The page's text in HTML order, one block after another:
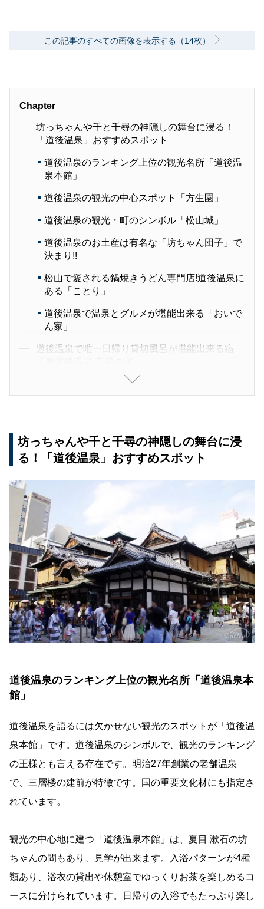
この記事のすべての画像を表示する（14枚）
Chapter
坊っちゃんや千と千尋の神隠しの舞台に浸る！
「道後温泉」おすすめスポット
道後温泉のランキング上位の観光名所「道後温
泉本館」
道後温泉の観光の中心スポット「方生園」
道後温泉の観光・町のシンボル「松山城」
道後温泉のお土産は有名な「坊ちゃん団子」で
決まり!!
松山で愛される鍋焼きうどん専門店!道後温泉に
ある「ことり」
道後温泉で温泉とグルメが堪能出来る「おいで
ん家」
道後温泉で唯一日帰り貸切風呂が堪能出来る宿
ビジネスタイプのホテルと温泉がセットになった
「たかのこのホテル」
おもてなしが揃った宿「大和屋」
坊っちゃんや千と千尋の神隠しの舞台に浸
る！「道後温泉」おすすめスポット
道後温泉のランキング上位の観光名所「道後温泉本
館」
道後温泉を語るには欠かせない観光のスポットが「道後温
泉本館」です。道後温泉のシンボルで、観光のランキング
の王様とも言える存在です。明治27年創業の老舗温泉
で、三層楼の建前が特徴です。国の重要文化材にも指定さ
れています。
観光の中心地に建つ「道後温泉本館」は、夏目 漱石の坊
ちゃんの間もあり、見学が出来ます。入浴パターンが4種
類あり、浴衣の貸出や休憩室でゆっくりお茶を楽しめるコ
ースに分けられています。日帰りの入浴でもたっぷり楽し